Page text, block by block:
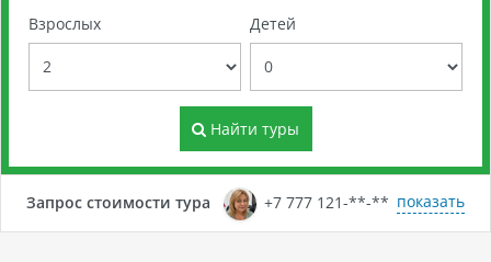
Взрослых Детей
Найти туры
Запрос стоимости тура +7 777 121-**-** показать